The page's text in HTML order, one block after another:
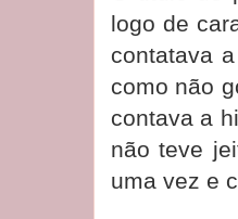
logo de
contatava
como não
contava a
não teve
uma vez e